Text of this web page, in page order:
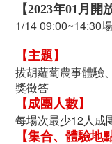
【2023年01月開
1/14 09:00~14:30
【主題】
拔胡蘿蔔農事體驗
獎徵答
【成團人數】
每場次最少12人成
【集合、體驗地